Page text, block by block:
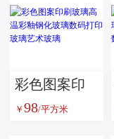
彩色图案印
刷玻璃高温
￥ 98/平方米